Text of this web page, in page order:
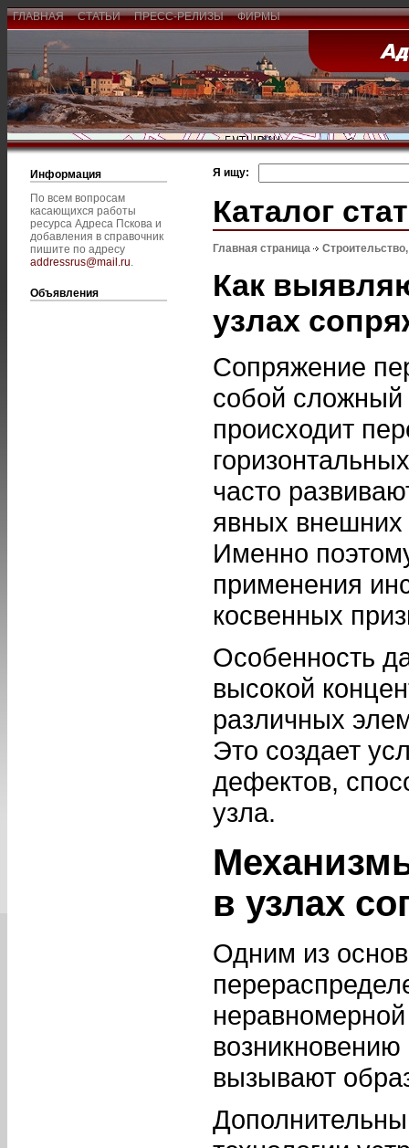
ГЛАВНАЯ СТАТЬИ ПРЕСС-РЕЛИЗЫ ФИРМЫ
Информация
По всем вопросам
касающихся работы
ресурса Адреса Пскова и
добавления в справочник
пишите по адресу
addressrus@mail.ru.
Объявления
Я ищу:
Каталог
Главная страница
Как
узлах
Сопряжение
собой сложный
происходит
часто
явных внешних
Именно
применения
косвенных
Особенность
высокой
различных
Это создает
дефектов,
узла.
в узлах
Одним из
вызывают